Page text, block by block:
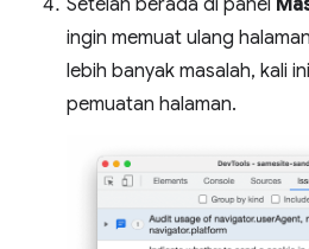
Setelah berada di panel
ingin memuat ulang
lebih banyak masalah, kali
pemuatan halaman.